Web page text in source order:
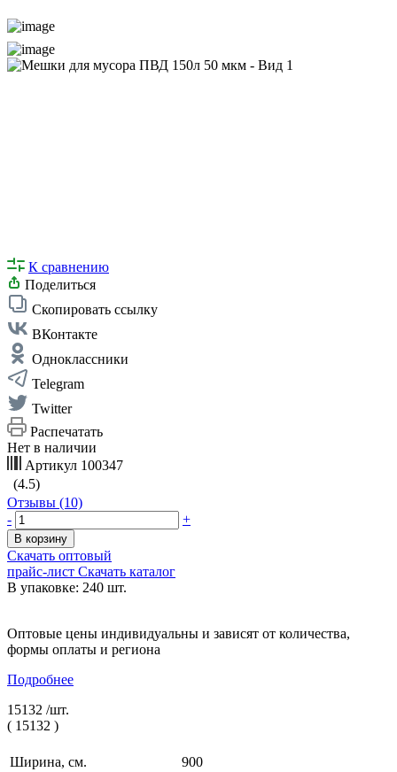
К сравнению
Поделиться
Скопировать ссылку
ВКонтакте
Одноклассники
Telegram
Twitter
Распечатать
Нет в наличии
Артикул 100347
(4.5)
Отзывы (10)
-
+
В корзину
Скачать оптовый
прайс-лист Скачать каталог
В упаковке: 240 шт.
Оптовые цены индивидуальны и зависят от количества,
формы оплаты и региона
Подробнее
15132 /шт.
( 15132 )
Ширина, см.
900